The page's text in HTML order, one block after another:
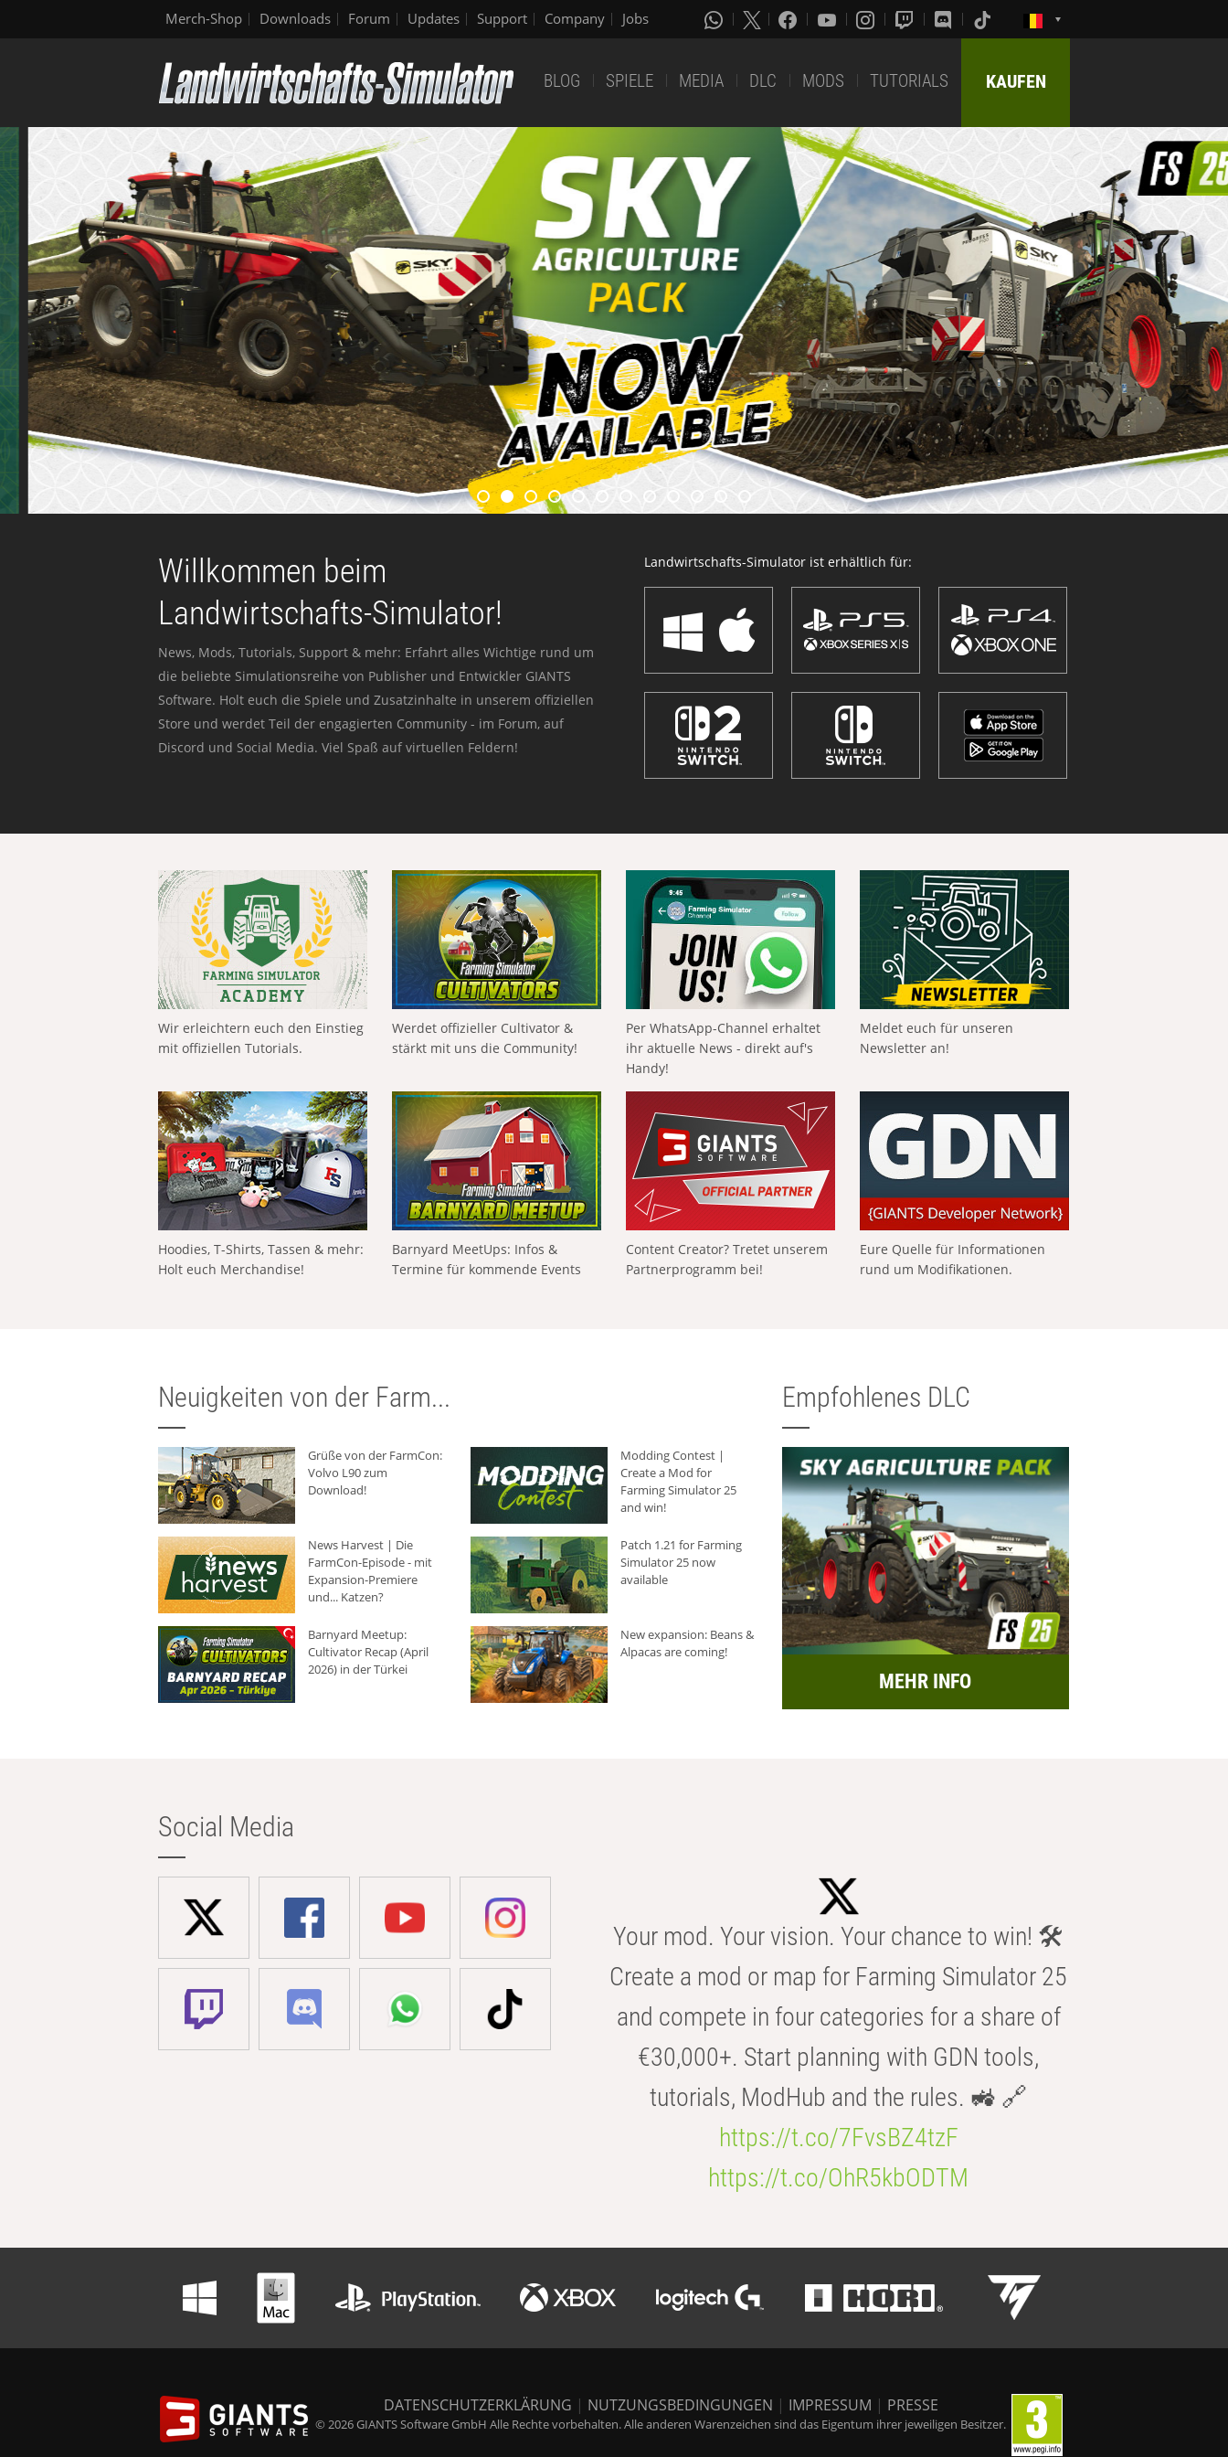
Merch-Shop Downloads Forum Updates Support Company Jobs
BLOG SPIELE MEDIA DLC MODS TUTORIALS KAUFEN
Willkommen beim
Landwirtschafts-Simulator!
News, Mods, Tutorials, Support & mehr: Erfahrt alles Wichtige rund um
die beliebte Simulationsreihe von Publisher und Entwickler GIANTS
Software. Holt euch die Spiele und Zusatzinhalte in unserem offiziellen
Store und werdet Teil der engagierten Community - im Forum, auf
Discord und Social Media. Viel Spaß auf virtuellen Feldern!
Landwirtschafts-Simulator ist erhältlich für:
Wir erleichtern euch den Einstieg
mit offiziellen Tutorials.
Werdet offizieller Cultivator &
stärkt mit uns die Community!
Per WhatsApp-Channel erhaltet
ihr aktuelle News - direkt auf's
Handy!
Meldet euch für unseren
Newsletter an!
Hoodies, T-Shirts, Tassen & mehr:
Holt euch Merchandise!
Barnyard MeetUps: Infos &
Termine für kommende Events
Content Creator? Tretet unserem
Partnerprogramm bei!
Eure Quelle für Informationen
rund um Modifikationen.
Neuigkeiten von der Farm...
Grüße von der FarmCon:
Volvo L90 zum
Download!
Modding Contest |
Create a Mod for
Farming Simulator 25
and win!
News Harvest | Die
FarmCon-Episode - mit
Expansion-Premiere
und... Katzen?
Patch 1.21 for Farming
Simulator 25 now
available
Barnyard Meetup:
Cultivator Recap (April
2026) in der Türkei
New expansion: Beans &
Alpacas are coming!
Empfohlenes DLC
MEHR INFO
Social Media
Your mod. Your vision. Your chance to win! 🛠️
Create a mod or map for Farming Simulator 25
and compete in four categories for a share of
€30,000+. Start planning with GDN tools,
tutorials, ModHub and the rules. 🚜 🔗
https://t.co/7FvsBZ4tzF
https://t.co/OhR5kbODTM
DATENSCHUTZERKLÄRUNG | NUTZUNGSBEDINGUNGEN | IMPRESSUM | PRESSE
© 2026 GIANTS Software GmbH Alle Rechte vorbehalten. Alle anderen Warenzeichen sind das Eigentum ihrer jeweiligen Besitzer.